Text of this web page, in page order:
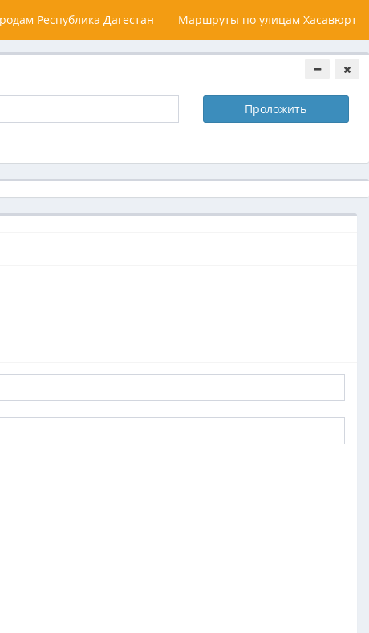
Республика Дагестан Маршруты по улицам Хасавюрт
Проложить